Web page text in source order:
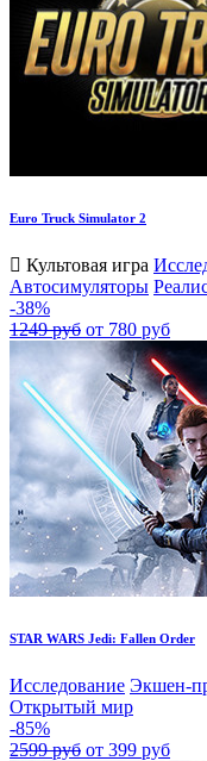
Euro Truck Simulator 2
Культовая игра
Автосимуляторы
-38%
1249 руб от 780 руб
STAR WARS Jedi: Fallen Order
Исследование Экшен-
Открытый мир
-85%
2599 руб от 399 руб